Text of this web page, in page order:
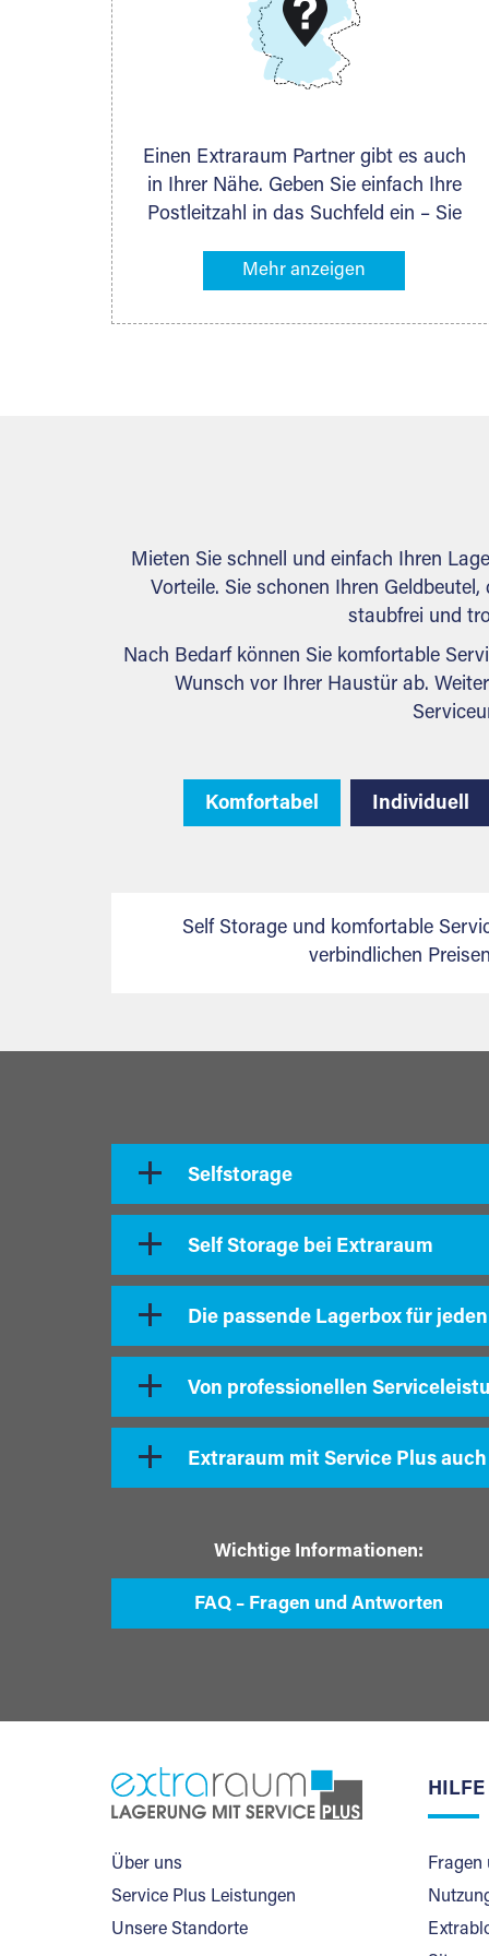
DMG Aktiengesellschaft
Schieferstein 11A
Einen Extraraum Partner gibt es auch
in Ihrer Nähe. Geben Sie einfach Ihre
Postleitzahl in das Suchfeld ein – Sie
Partners mit Lagermöglichkeiten in
können Sie anschließend Ihren
Mieten Sie schnell und einfach Ihren
Vorteile. Sie schonen Ihren
staubfrei und
Nach Bedarf können Sie komfortable
Wunsch vor Ihrer Haustür ab.
Komfortabel Individuell
Self Storage und komfortable
verbindlichen
Selfstorage
Self Storage bei Extraraum
Die passende Lagerbox für
Von professionellen
Extraraum mit Service Plus
Wichtige Informationen:
FAQ – Fragen und Antworten
Über uns
Service Plus Leistungen
Unsere Standorte
HILFE